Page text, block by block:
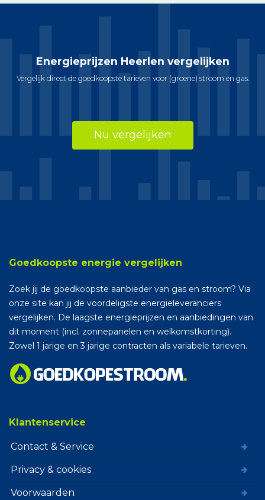
Energieprijzen Heerlen vergelijken
Vergelijk direct de goedkoopste tarieven voor (groene) stroom en gas.
Nu vergelijken
Goedkoopste energie vergelijken
Zoek jij de goedkoopste aanbieder van gas en stroom? Via
onze site kan jij de voordeligste energieleveranciers
vergelijken. De laagste energieprijzen en aanbiedingen van
dit moment (incl. zonnepanelen en welkomstkorting).
Zowel 1 jarige en 3 jarige contracten als variabele tarieven.
Klantenservice
Contact & Service
Privacy & cookies
Voorwaarden